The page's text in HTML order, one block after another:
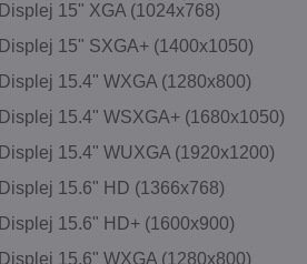
Displej 15" XGA (1024x768)
Displej 15" SXGA+ (1400x1050)
Displej 15.4" WXGA (1280x800)
Displej 15.4" WSXGA+ (1680x1050)
Displej 15.4" WUXGA (1920x1200)
Displej 15.6" HD (1366x768)
Displej 15.6" HD+ (1600x900)
Displej 15.6" WXGA (1280x800)